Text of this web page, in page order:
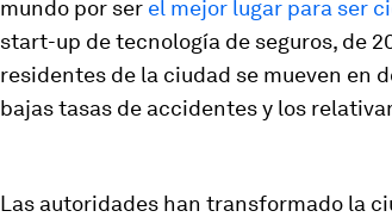
mundo por ser el mejor lugar para ser
start-up de tecnología de seguros, de
residentes de la ciudad se mueven en
bajas tasas de accidentes y los
Las autoridades han transformado la